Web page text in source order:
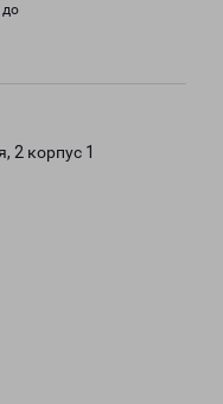
до
2 корпус 1